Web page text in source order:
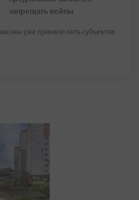
запрещать вейпы
уже приняли пять субъектов